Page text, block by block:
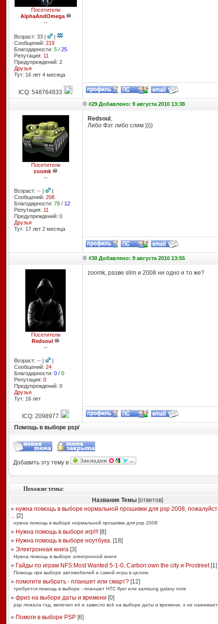
Посетители
AlphaAndOmega
--
Возраст: 33 |
|
Сообщений: 219
Благодарности: 5/ 25
Репутация: 11
Предупреждений: 2
Друзья
Тут: 16 лет 4 месяцa
ICQ: 548764833
#29 Добавлено: 9 августа 2010 13:38
Посетители
zoomk
--
Возраст: -- |
|
Сообщений: 208
Благодарности: 78/ 12
Репутация: 11
Предупреждений: 0
Друзья
Тут: 17 лет 2 месяцa
Redsoul ,
Либо Фэт либо слим ))))
#30 Добавлено: 9 августа 2010 13:55
Посетители
Redsoul
--
Возраст: -- |
|
Сообщений: 24
Благодарности: 0/ 0
Репутация: 0
Предупреждений: 0
Друзья
Тут: 16 лет
zoomk, разве slim и 2008 ни одно и то же?
ICQ: 2098977
Помощь в выборе psp/
Добавить эту тему в
Похожие темы:
Название Темы[ответов]
» нужна помощь в выборе нормальной прошивки для psp 2008,
...[2]
нужна помощь в выборе нормальной прошивки для psp 2008
» Нужна помощь в выборе игр!!![8]
» Нужна помощь в выборе ноутбука.[18]
» Электронная книга[3]
Нужна помощь в выборе электронной книги
» Гайды по играм NFS:Most Wanted 5-1-0, Carbon:own the city и Prostreet[1]
Помощь при выборе автомобилей и самой игры в целом.
» помогите выбрать - планшет или смарт?[12]
требуется помощь в выборе - планшет HTC flyer или samsung galaxy note
» фриз на выборе даты и времени [0]
psp лежала год, включил её и зависло всё на выборе даты и времени, х не
» Помоги в выборе PSP[6]